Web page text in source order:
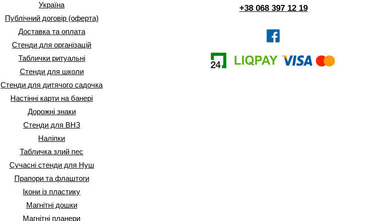
Україна
Публічний договір (оферта)
Доставка та оплата
Стенди для організацій
Таблички ритуальні
Стенди для школи
Стенди для дитячого садочка
Настінні карти на банері
Дорожні знаки
Стенди для ВНЗ
Наліпки
Табличка злий пес
Сучасні стенди для Нуш
Прапори та флаштоги
Ікони із пластику
Магнітні дошки
Магнітні планери
+38 068 397 12 19